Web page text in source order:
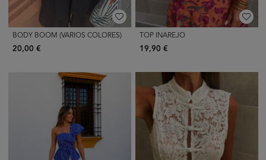
BODY BOOM (VARIOS COLORES)
20,00 €
TOP INAREJO
19,90 €